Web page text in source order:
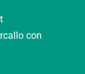
con